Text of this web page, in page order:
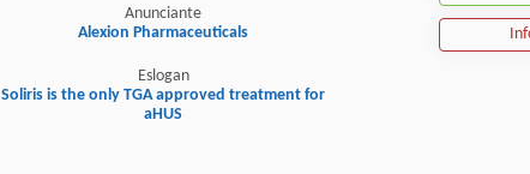
Anunciante
Alexion Pharmaceuticals
Eslogan
Soliris is the only TGA approved treatment for
aHUS